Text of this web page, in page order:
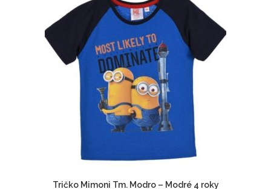
Tričko Mimoni Tm. Modro – Modré 4 roky